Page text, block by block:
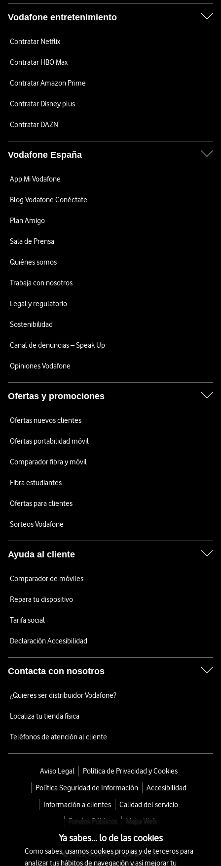
Vodafone entretenimiento
Contratar Netflix
Contratar HBO Max
Contratar Amazon Prime
Contratar Disney plus
Contratar DAZN
Vodafone España
App Mi Vodafone
Blog Vodafone Conéctate
Plan Amigo
Sala de Prensa
Quiénes somos
Trabaja con nosotros
Legal y regulatorio
Sostenibilidad
Canal de denuncias – Speak Up
Opiniones Vodafone
Ofertas y promociones
Ofertas nuevos clientes
Ofertas portabilidad móvil
Comparador fibra y móvil
Fibra estudiantes
Ofertas para clientes
Sorteos Vodafone
Ayuda al cliente
Comparador de móviles
Repara tu dispositivo
Tarifa social
Declaración Accesibilidad
Contacta con nosotros
¿Quieres ser distribuidor Vodafone?
Localiza tu tienda física
Teléfonos de atención al cliente
Aviso Legal
Política de Privacidad y Cookies
Política Seguridad de Información
Accesibilidad
Información a clientes
Calidad del servicio
Fondos Públicos
Mapa Web
© 2026 Vodafone España S.A.U.
Ya sabes... lo de las cookies
Como sabes, usamos cookies propias y de terceros para
analizar tus hábitos de navegación y así mejorar tu